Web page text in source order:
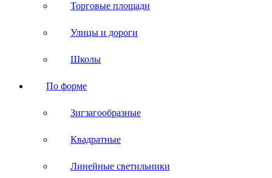
Торговые площади
Улицы и дороги
Школы
По форме
Зигзагообразные
Квадратные
Линейные светильники